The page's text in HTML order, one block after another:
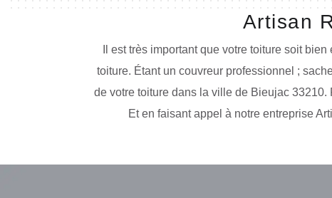
Artisan
Il est très important que votre toiture soit
toiture. Étant un couvreur professionnel ;
de votre toiture dans la ville de Bieujac 33210.
Et en faisant appel à notre entreprise